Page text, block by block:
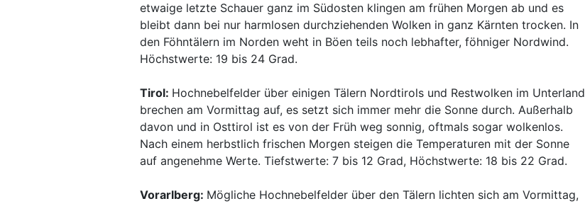
etwaige letzte Schauer ganz im Südosten klingen am frühen Morgen ab und es
bleibt dann bei nur harmlosen durchziehenden Wolken in ganz Kärnten trocken. In
den Föhntälern im Norden weht in Böen teils noch lebhafter, föhniger Nordwind.
Höchstwerte: 19 bis 24 Grad.
Tirol: Hochnebelfelder über einigen Tälern Nordtirols und Restwolken im Unterland
brechen am Vormittag auf, es setzt sich immer mehr die Sonne durch. Außerhalb
davon und in Osttirol ist es von der Früh weg sonnig, oftmals sogar wolkenlos.
Nach einem herbstlich frischen Morgen steigen die Temperaturen mit der Sonne
auf angenehme Werte. Tiefstwerte: 7 bis 12 Grad, Höchstwerte: 18 bis 22 Grad.
Vorarlberg: Mögliche Hochnebelfelder über den Tälern lichten sich am Vormittag,